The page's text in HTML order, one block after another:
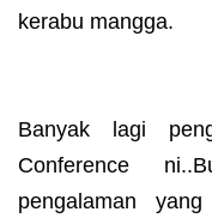
kerabu mangga.
Banyak lagi
Conference
pengalaman